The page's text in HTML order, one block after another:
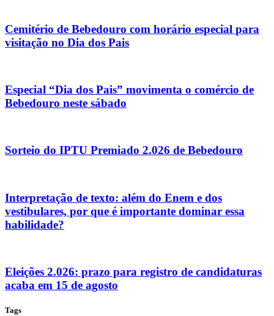
Cemitério de Bebedouro com horário especial para
visitação no Dia dos Pais
Especial “Dia dos Pais” movimenta o comércio de
Bebedouro neste sábado
Sorteio do IPTU Premiado 2.026 de Bebedouro
Interpretação de texto: além do Enem e dos
vestibulares, por que é importante dominar essa
habilidade?
Eleições 2.026: prazo para registro de candidaturas
acaba em 15 de agosto
Tags